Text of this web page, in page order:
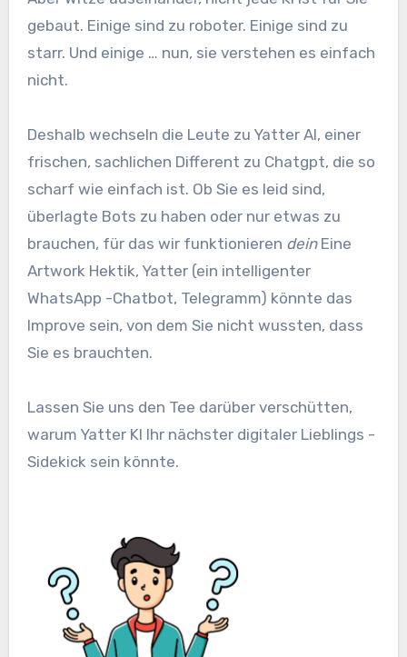
gebaut. Einige sind zu roboter. Einige sind zu
starr. Und einige … nun, sie verstehen es einfach
nicht.
Deshalb wechseln die Leute zu Yatter AI, einer
frischen, sachlichen Different zu Chatgpt, die so
scharf wie einfach ist. Ob Sie es leid sind,
überlagte Bots zu haben oder nur etwas zu
brauchen, für das wir funktionieren deinEine
Artwork Hektik, Yatter (ein intelligenter
WhatsApp -Chatbot, Telegramm) könnte das
Improve sein, von dem Sie nicht wussten, dass
Sie es brauchten.
Lassen Sie uns den Tee darüber verschütten,
warum Yatter KI Ihr nächster digitaler Lieblings -
Sidekick sein könnte.